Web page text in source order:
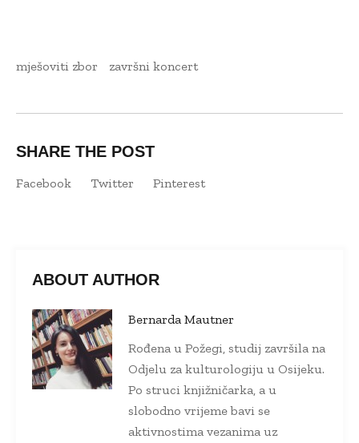
mješoviti zbor završni koncert
SHARE THE POST
Facebook Twitter Pinterest
ABOUT AUTHOR
Bernarda Mautner
Rođena u Požegi, studij završila na
Odjelu za kulturologiju u Osijeku.
Po struci knjižničarka, a u
slobodno vrijeme bavi se
aktivnostima vezanima uz